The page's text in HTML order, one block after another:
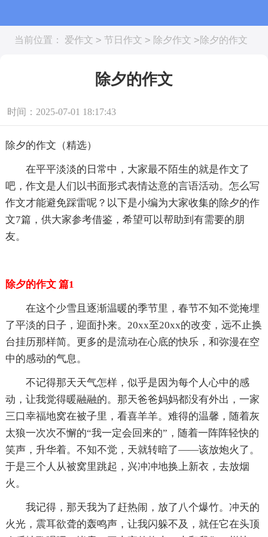
当前位置： 爱作文 > 节日作文 > 除夕作文 >除夕的作文
除夕的作文
时间：2025-07-01 18:17:43
除夕的作文（精选）
在平平淡淡的日常中，大家最不陌生的就是作文了
吧，作文是人们以书面形式表情达意的言语活动。怎么写
作文才能避免踩雷呢？以下是小编为大家收集的除夕的作
文7篇，供大家参考借鉴，希望可以帮助到有需要的朋
友。
除夕的作文 篇1
在这个少雪且逐渐温暖的季节里，春节不知不觉掩埋
了平淡的日子，迎面扑来。20xx至20xx的改变，远不止换
台挂历那样简。更多的是流动在心底的快乐，和弥漫在空
中的感动的气息。
不记得那天天气怎样，似乎是因为每个人心中的感
动，让我觉得暖融融的。那天爸爸妈妈都没有外出，一家
三口幸福地窝在被子里，看喜羊羊。难得的温馨，随着灰
太狼一次次不懈的“我一定会回来的”，随着一阵阵轻快的
笑声，升华着。不知不觉，天就转暗了——该放炮火了。
于是三个人从被窝里跳起，兴冲冲地换上新衣，去放烟
火。
我记得，那天我为了赶热闹，放了八个爆竹。冲天的
火光，震耳欲聋的轰鸣声，让我闪躲不及，就任它在头顶